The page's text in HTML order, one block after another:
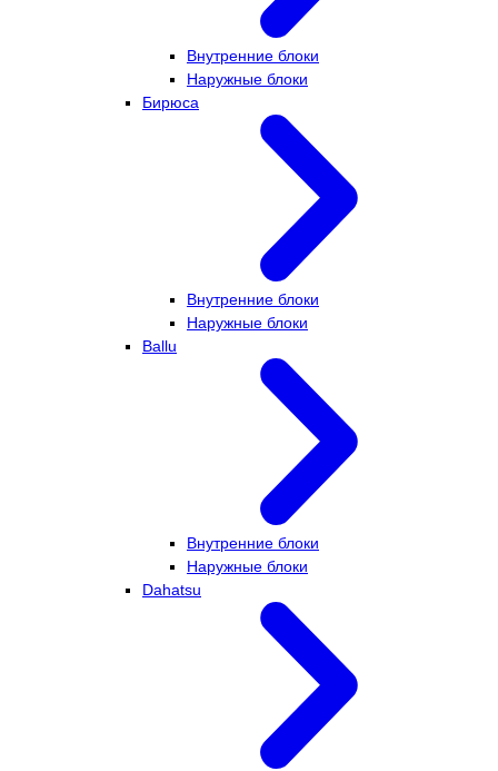
Внутренние блоки
Наружные блоки
Бирюса
Внутренние блоки
Наружные блоки
Ballu
Внутренние блоки
Наружные блоки
Dahatsu